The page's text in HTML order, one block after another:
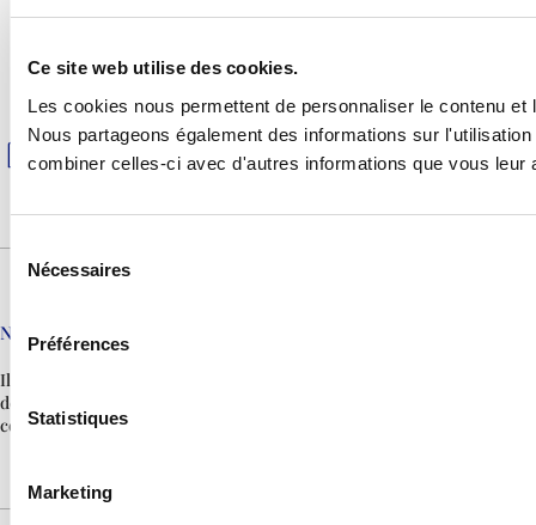
Ce site web utilise des cookies.
Les cookies nous permettent de personnaliser le contenu
Nous partageons également des informations sur
combiner celles-ci avec d'autres informations que vous
Sélection
Nécessaires
Préférences
Statistiques
Marketing
Serviettes de toilette
Téléphone
Micro-ondes-Grill
Normes
Il est interdit de fumer à l’intérieur
des appartements. Les animaux de
compagnie ne sont pas autorisés.